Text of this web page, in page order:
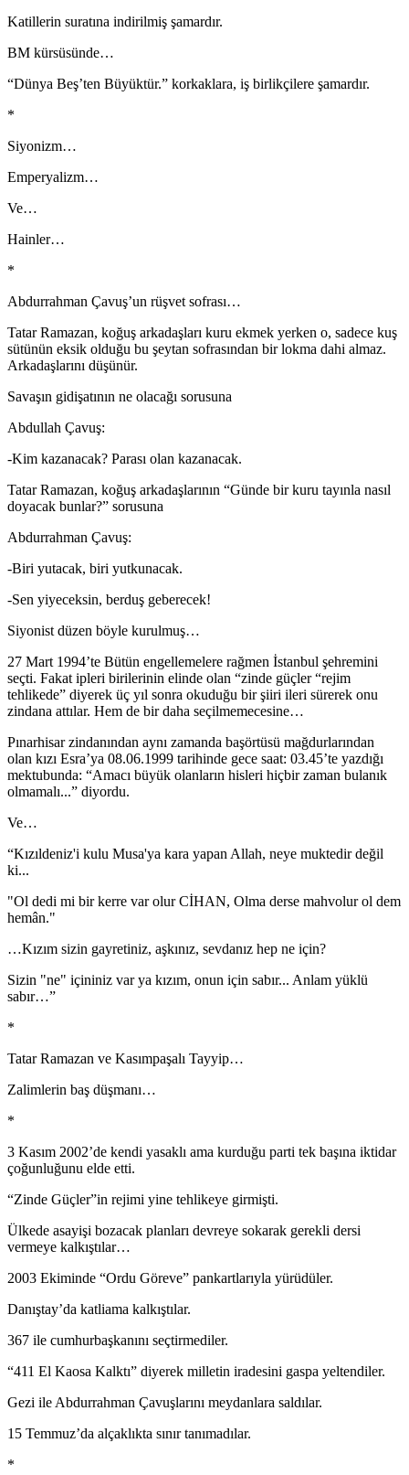
Katillerin suratına indirilmiş şamardır.
BM kürsüsünde…
“Dünya Beş’ten Büyüktür.” korkaklara, iş birlikçilere şamardır.
*
Siyonizm…
Emperyalizm…
Ve…
Hainler…
*
Abdurrahman Çavuş’un rüşvet sofrası…
Tatar Ramazan, koğuş arkadaşları kuru ekmek yerken o, sadece kuş
sütünün eksik olduğu bu şeytan sofrasından bir lokma dahi almaz.
Arkadaşlarını düşünür.
Savaşın gidişatının ne olacağı sorusuna
Abdullah Çavuş:
-Kim kazanacak? Parası olan kazanacak.
Tatar Ramazan, koğuş arkadaşlarının “Günde bir kuru tayınla nasıl
doyacak bunlar?” sorusuna
Abdurrahman Çavuş:
-Biri yutacak, biri yutkunacak.
-Sen yiyeceksin, berduş geberecek!
Siyonist düzen böyle kurulmuş…
27 Mart 1994’te Bütün engellemelere rağmen İstanbul şehremini
seçti. Fakat ipleri birilerinin elinde olan “zinde güçler “rejim
tehlikede” diyerek üç yıl sonra okuduğu bir şiiri ileri sürerek onu
zindana attılar. Hem de bir daha seçilmemecesine…
Pınarhisar zindanından aynı zamanda başörtüsü mağdurlarından
olan kızı Esra’ya 08.06.1999 tarihinde gece saat: 03.45’te yazdığı
mektubunda: “Amacı büyük olanların hisleri hiçbir zaman bulanık
olmamalı...” diyordu.
Ve…
“Kızıldeniz'i kulu Musa'ya kara yapan Allah, neye muktedir değil
ki...
"Ol dedi mi bir kerre var olur CİHAN, Olma derse mahvolur ol dem
hemân."
…Kızım sizin gayretiniz, aşkınız, sevdanız hep ne için?
Sizin "ne" içininiz var ya kızım, onun için sabır... Anlam yüklü
sabır…”
*
Tatar Ramazan ve Kasımpaşalı Tayyip…
Zalimlerin baş düşmanı…
*
3 Kasım 2002’de kendi yasaklı ama kurduğu parti tek başına iktidar
çoğunluğunu elde etti.
“Zinde Güçler”in rejimi yine tehlikeye girmişti.
Ülkede asayişi bozacak planları devreye sokarak gerekli dersi
vermeye kalkıştılar…
2003 Ekiminde “Ordu Göreve” pankartlarıyla yürüdüler.
Danıştay’da katliama kalkıştılar.
367 ile cumhurbaşkanını seçtirmediler.
“411 El Kaosa Kalktı” diyerek milletin iradesini gaspa yeltendiler.
Gezi ile Abdurrahman Çavuşlarını meydanlara saldılar.
15 Temmuz’da alçaklıkta sınır tanımadılar.
*